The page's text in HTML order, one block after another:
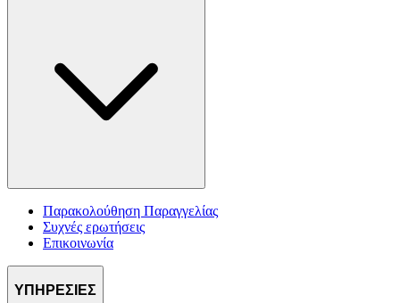
Παρακολούθηση Παραγγελίας
Συχνές ερωτήσεις
Επικοινωνία
ΥΠΗΡΕΣΙΕΣ